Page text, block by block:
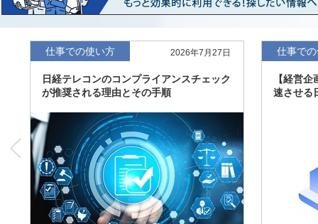
「東洋経済海外進出企業情報」の2026年版、約3万6千社を
収録
「東洋経済外資系企業情報」の2026年版、約3,100社を収録
「日経POS情報マーケットレポート」の最新版、10～3月実
績の市場動向を速報
「東洋経済会社四季報」2026年夏号に更新、新たに2027年
度の予想を実施
仕事での使い方 2026年7月27日
日経テレコンのコンプライアンスチェック
が推奨される理由とその手順
仕事で
【経営
速させる